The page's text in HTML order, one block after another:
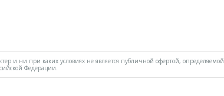
и ни при каких условиях не является публичной офертой, определяемой
Федерации.